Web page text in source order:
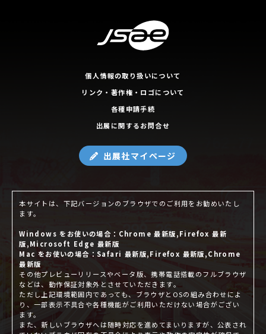
個人情報の取り扱いについて
リンク・著作権・ロゴについて
各種申請手続
出展に関するお問合せ
出展社マイページ
本サイトは、下記バージョンのブラウザでのご利用をお勧めいたし
ます。
Windows をお使いの場合：Chrome 最新版,Firefox 最新
版,Microsoft Edge 最新版
Mac をお使いの場合：Safari 最新版,Firefox 最新版,Chrome
最新版
その他プレビューリリースやベータ版、携帯電話搭載のフルブラウザ
などは、動作保証対象外とさせていただきます。
ただし上記環境範囲内であっても、ブラウザとOSの組み合わせによ
り、一部表示不具合や各種機能がご利用いただけない場合がござい
ます。
また、新しいブラウザへは随時対応を進めてまいりますが、公表され